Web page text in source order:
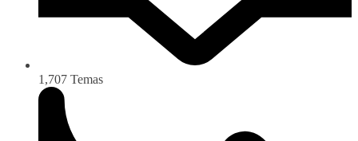
1,707 Temas